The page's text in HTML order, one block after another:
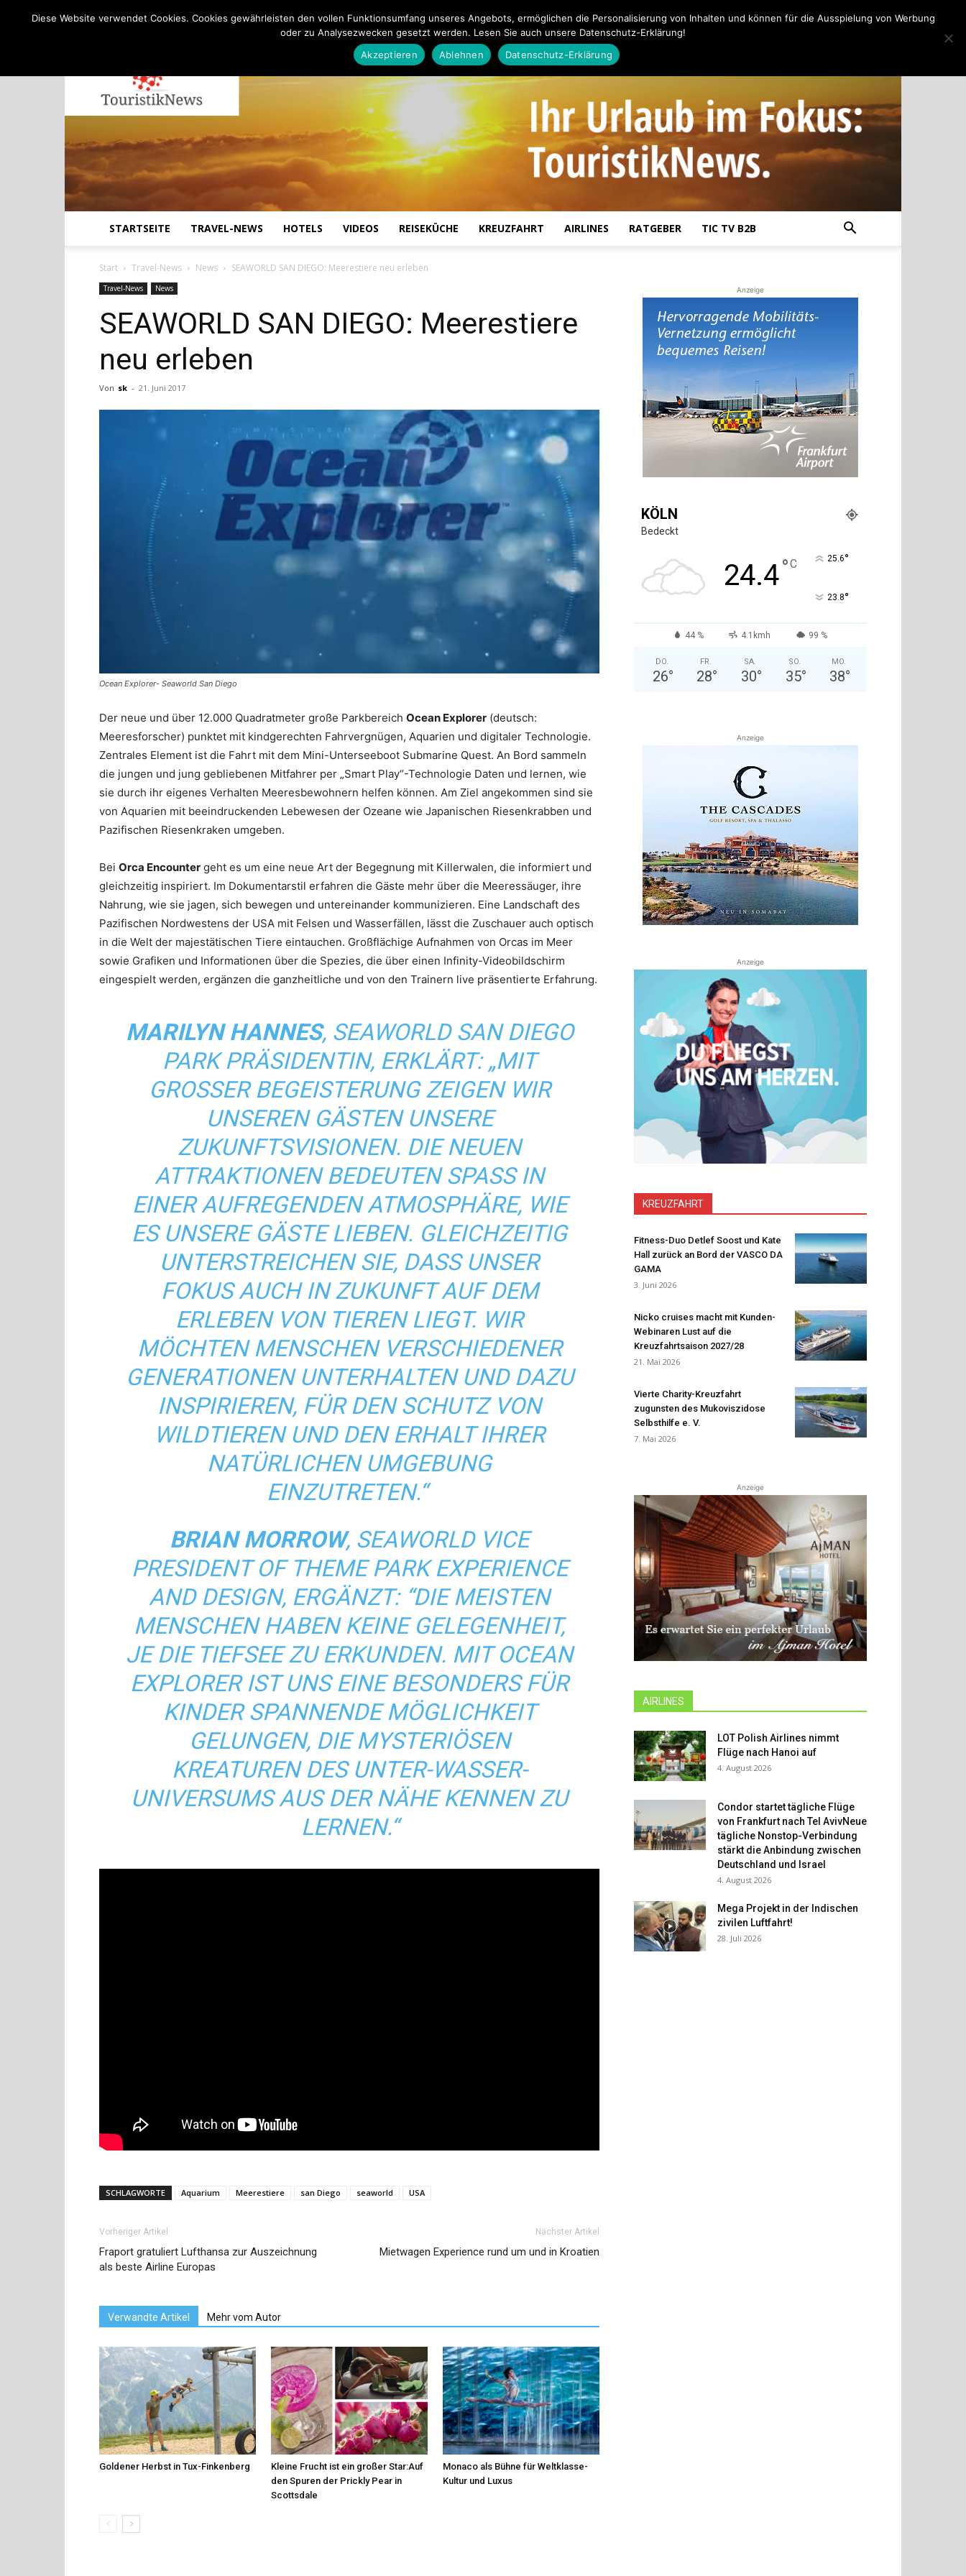
Touristiknews
und
Reiseempfehlungen.
STARTSEITE TRAVEL-NEWS HOTELS VIDEOS REISEKÜCHE KREUZFAHRT AIRLINES RATGEBER TIC TV B2B
Start Travel-News News SEAWORLD SAN DIEGO: Meerestiere neu erleben
Travel-News News
SEAWORLD SAN DIEGO: Meerestiere
neu erleben
Von sk - 21. Juni 2017
Ocean Explorer- Seaworld San Diego
Der neue und über 12.000 Quadratmeter große Parkbereich Ocean Explorer (deutsch:
Meeresforscher) punktet mit kindgerechten Fahrvergnügen, Aquarien und digitaler Technologie.
Zentrales Element ist die Fahrt mit dem Mini-Unterseeboot Submarine Quest. An Bord sammeln
die jungen und jung gebliebenen Mitfahrer per „Smart Play“-Technologie Daten und lernen, wie
sie durch ihr eigenes Verhalten Meeresbewohnern helfen können. Am Ziel angekommen sind sie
von Aquarien mit beeindruckenden Lebewesen der Ozeane wie Japanischen Riesenkrabben und
Pazifischen Riesenkraken umgeben.
Bei Orca Encounter geht es um eine neue Art der Begegnung mit Killerwalen, die informiert und
gleichzeitig inspiriert. Im Dokumentarstil erfahren die Gäste mehr über die Meeressäuger, ihre
Nahrung, wie sie jagen, sich bewegen und untereinander kommunizieren. Eine Landschaft des
Pazifischen Nordwestens der USA mit Felsen und Wasserfällen, lässt die Zuschauer auch optisch
in die Welt der majestätischen Tiere eintauchen. Großflächige Aufnahmen von Orcas im Meer
sowie Grafiken und Informationen über die Spezies, die über einen Infinity-Videobildschirm
eingespielt werden, ergänzen die ganzheitliche und von den Trainern live präsentierte Erfahrung.
MARILYN HANNES, SEAWORLD SAN DIEGO
PARK PRÄSIDENTIN, ERKLÄRT: „MIT
GROSSER BEGEISTERUNG ZEIGEN WIR U
NSEREN GÄSTEN UNSERE Z
UKUNFTSVISIONEN. DIE NEUEN A
TTRAKTIONEN BEDEUTEN SPASS IN EI
NER AUFREGENDEN ATMOSPHÄRE, WIE ES
UNSERE GÄSTE LIEBEN. GLEICHZEITIG UN
TERSTREICHEN SIE, DASS UNSER FO
KUS AUCH IN ZUKUNFT AUF DEM ER
LEBEN VON TIEREN LIEGT. WIR MÖ
CHTEN MENSCHEN VERSCHIEDENER GE
NERATIONEN UNTERHALTEN UND DAZU IN
SPIRIEREN, FÜR DEN SCHUTZ VON WI
LDTIEREN UND DEN ERHALT IHRER NA
TÜRLICHEN UMGEBUNG EI
NZUTRETEN.“
BRIAN MORROW, SEAWORLD VICE
PRESIDENT OF THEME PARK EXPERIENCE
AND DESIGN, ERGÄNZT: “DIE MEISTEN
MENSCHEN HABEN KEINE GELEGENHEIT,
JE DIE TIEFSEE ZU ERKUNDEN. MIT OCEAN
EXPLORER IST UNS EINE BESONDERS FÜR
KINDER SPANNENDE MÖGLICHKEIT
GELUNGEN, DIE MYSTERIÖSEN
KREATUREN DES UNTER-WASSER-
UNIVERSUMS AUS DER NÄHE KENNEN ZU
LERNEN.“
SCHLAGWORTE Aquarium Meerestiere san Diego seaworld USA
Vorheriger Artikel
Fraport gratuliert Lufthansa zur Auszeichnung
als beste Airline Europas
Nächster Artikel
Mietwagen Experience rund um und in Kroatien
Verwandte Artikel Mehr vom Autor
Goldener Herbst in Tux-Finkenberg
Kleine Frucht ist ein großer Star:Auf
den Spuren der Prickly Pear in
Scottsdale
Monaco als Bühne für Weltklasse-
Kultur und Luxus
Anzeige
KÖLN
Bedeckt
24.4°C 25.6°
23.8°
44 % 4.1kmh 99 %
DO.
26°
FR.
28°
SA.
30°
SO.
35°
MO.
38°
Anzeige
Anzeige
KREUZFAHRT
Fitness-Duo Detlef Soost und Kate
Hall zurück an Bord der VASCO DA
GAMA
3. Juni 2026
Nicko cruises macht mit Kunden-
Webinaren Lust auf die
Kreuzfahrtsaison 2027/28
21. Mai 2026
Vierte Charity-Kreuzfahrt
zugunsten des Mukoviszidose
Selbsthilfe e. V.
7. Mai 2026
Anzeige
AIRLINES
LOT Polish Airlines nimmt
Flüge nach Hanoi auf
4. August 2026
Condor startet tägliche Flüge
von Frankfurt nach Tel AvivNeue
tägliche Nonstop-Verbindung
stärkt die Anbindung zwischen
Deutschland und Israel
4. August 2026
Mega Projekt in der Indischen
zivilen Luftfahrt!
28. Juli 2026
Diese Website verwendet Cookies. Cookies gewährleisten den vollen Funktionsumfang unseres Angebots, ermöglichen die Personalisierung von Inhalten und können für die Ausspielung von Werbung
oder zu Analysezwecken gesetzt werden. Lesen Sie auch unsere Datenschutz-Erklärung!
Akzeptieren
Ablehnen Datenschutz-Erklärung